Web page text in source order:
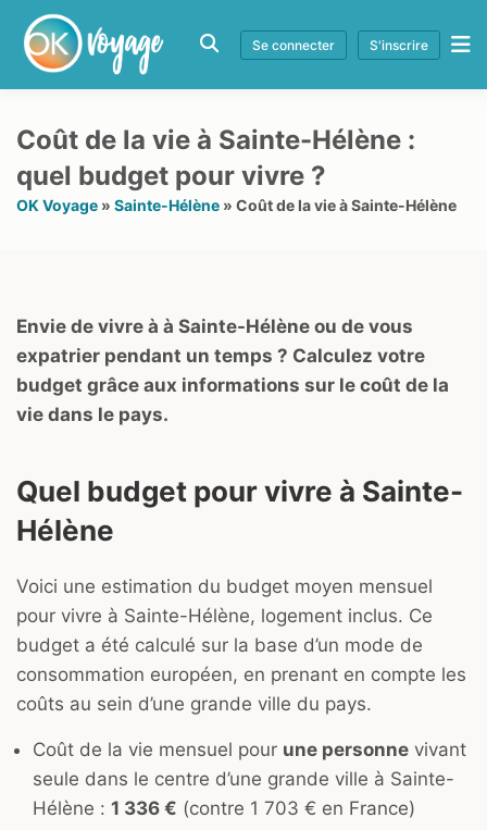
Se connecter S'inscrire
Coût de la vie à Sainte-Hélène :
quel budget pour vivre ?
OK Voyage » Sainte-Hélène » Coût de la vie à Sainte-Hélène
Envie de vivre à à Sainte-Hélène ou de vous
expatrier pendant un temps ? Calculez votre
budget grâce aux informations sur le coût de la
vie dans le pays.
Quel budget pour vivre à Sainte-
Hélène
Voici une estimation du budget moyen mensuel
pour vivre à Sainte-Hélène, logement inclus. Ce
budget a été calculé sur la base d’un mode de
consommation européen, en prenant en compte les
coûts au sein d’une grande ville du pays.
Coût de la vie mensuel pour une personne vivant
seule dans le centre d’une grande ville à Sainte-
Hélène : 1 336 € (contre 1 703 € en France)